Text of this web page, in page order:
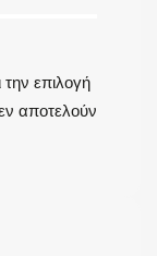
επιλογή
αποτελούν